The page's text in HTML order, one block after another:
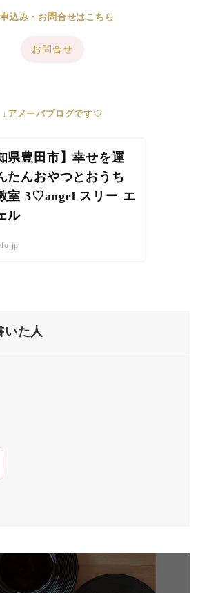
込み・お問合せはこちら
お問合せ
↓アメーバブログです♡
県豊田市】幸せを運
たんおやつとおうち
室 3♡angel スリー エ
ル
いた人